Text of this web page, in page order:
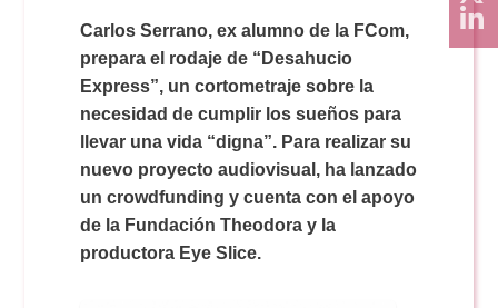
Carlos Serrano, ex alumno de la FCom,
prepara el rodaje de “Desahucio
Express”, un cortometraje sobre la
necesidad de cumplir los sueños para
llevar una vida “digna”. Para realizar su
nuevo proyecto audiovisual, ha lanzado
un crowdfunding y cuenta con el apoyo
de la Fundación Theodora y la
productora Eye Slice.